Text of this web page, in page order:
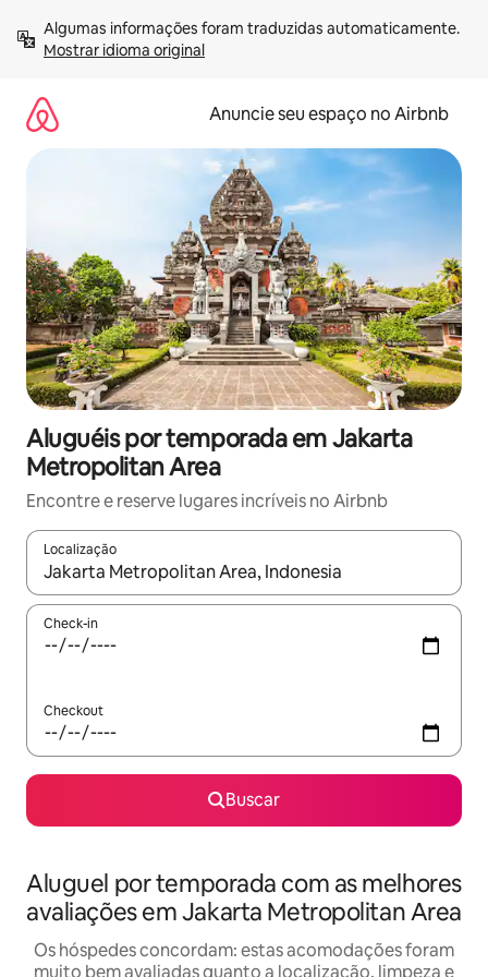
para
Mostrar idioma original
Anuncie seu espaço no Airbnb
Aluguéis por temporada em Jakarta
Metropolitan Area
Encontre e reserve lugares incríveis no Airbnb
Localização
Quando os resultados estiverem disponíveis, explore-os
Check-in
Checkout
Buscar
Aluguel por temporada com as melhores
avaliações em Jakarta Metropolitan Area
Os hóspedes concordam: estas acomodações foram
muito bem avaliadas quanto a localização, limpeza e